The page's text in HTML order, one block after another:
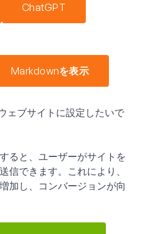
ChatGPT
Markdownを表示
ェブサイトに設定したいで
ると、ユーザーがサイトを
信できます。これにより、
加し、コンバージョンが向